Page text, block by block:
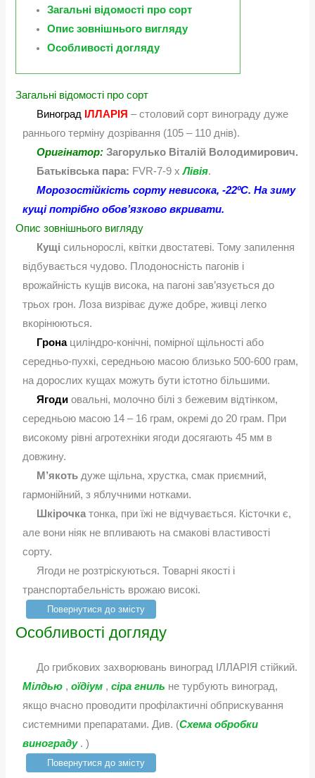
Загальні відомості про сорт
Опис зовнішнього вигляду
Особливості догляду
Загальні відомості про сорт
Виноград ІЛЛАРІЯ – столовий сорт винограду дуже
раннього терміну дозрівання (105 – 110 днів).
Оригінатор:Загорулько Віталій Володимирович.
Батьківська пара: FVR-7-9 хЛівія.
Морозостійкість сорту невисока, -22ºС. На зиму
кущі потрібно обов’язково вкривати.
Опис зовнішнього вигляду
Кущі сильнорослі, квітки двостатеві. Тому запилення
відбувається чудово. Плодоносність пагонів і
врожайність кущів висока, на пагоні зав’язується до
трьох грон. Лоза визріває дуже добре, живці легко
вкорінюються.
Гронациліндро-конічні, помірної щільності або
середньо-пухкі, середньою масою близько 500-600 грам,
на дорослих кущах можуть бути істотно більшими.
Ягоди овальні, молочно білі з бежевим відтінком,
середньою масою 14 – 16 грам, окремі до 20 грам. При
високому рівні агротехніки ягоди досягають 45 мм в
довжину.
М’якоть дуже щільна, хрустка, смак приємний,
гармонійний, з яблучними нотками.
Шкірочкатонка, при їжі не відчувається. Кісточки є,
але вони ніяк не впливають на смакові властивості
сорту.
Ягоди не розтріскуються. Товарні якості і
транспортабельність врожаю високі.
Повернутися до змісту
Особливості догляду
До грибкових захворювань виноград ІЛЛАРІЯ стійкий.
Мілдью ,оїдіум ,сіра гниль не турбують виноград,
якщо вчасно проводити профілактичні обприскування
системними препаратами. Див. (Схема обробки
винограду . )
Повернутися до змісту